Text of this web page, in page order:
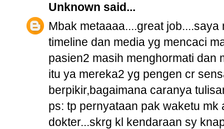
Unknown said...
Mbak metaaaa....great
timeline dan media yg mencaci
pasien2 masih menghormati dan
itu ya mereka2 yg pengen cr
berpikir,bagaimana caranya
ps: tp pernyataan pak waketu
dokter...skrg kl kendaraan sy